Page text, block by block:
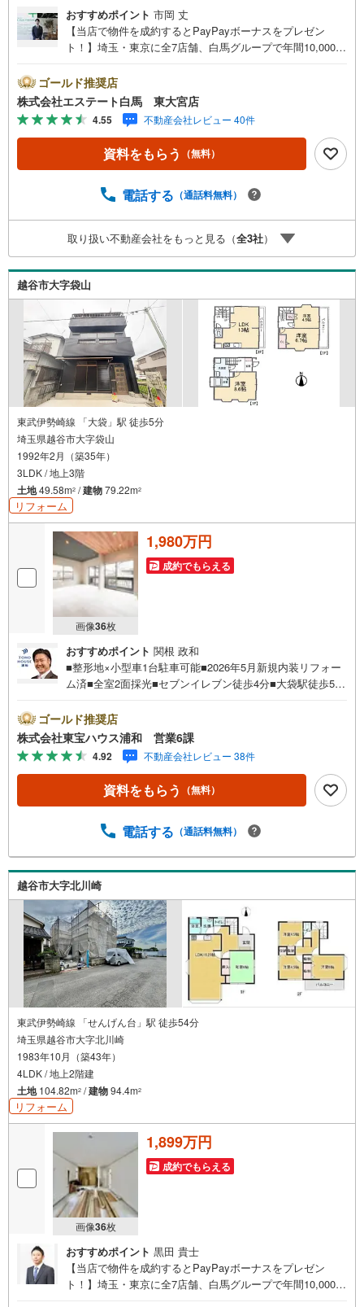
おすすめポイント 市岡 丈
【当店で物件を成約するとPayPayボーナスをプレゼン
ト！】埼玉・東京に全7店舗、白馬グループで年間10,000人
築・リフォーム・資金計画のプロが、より良いご提案をい
たします。～人気のリモート見学・リモート相談サービス
～・小さいお子様や家事で外出できない、天気が悪く外出
したくない時・LINEやZOOMなど無料のアプリですぐにご
利用いただけます・リモート見学はスタッフがご興味ある
物件の現地から映像をお届けします・写真では伝わりにく
「見え方」などもしっかり確認できます・リモート相談は
ャルプランナーと1対1で・バーチャル背景でプライバシー
も安心・忙しいパートナーに変わって予め確認も・別々の
場所から家族みんなで参加もできます・お気軽にご相談下
さい～営業時間～9:30～18:30こちらのお時間でしたらお電
話でのお問合せがスムーズですお気軽にお問合せください
ゴールド推奨店
株式会社エステート白馬 東大宮店
4.55 不動産会社レビュー 40件
資料をもらう （無料）
電話する （通話料無料）
取り扱い不動産会社をもっと見る（全3社）
越谷市大字袋山
東武伊勢崎線 「大袋」駅 徒歩5分
埼玉県越谷市大字袋山
1992年2月（築35年）
3LDK / 地上3階
土地49.58m2 /建物79.22m2
リフォーム
画像36枚
1,980万円
成約でもらえる
おすすめポイント 関根 政和
■整形地×小型車1台駐車可能■2026年5月新規内装リフォー
ム済■全室2面採光■セブンイレブン徒歩4分■大袋駅徒歩5分
話でのお問い合わせがスムーズにご案内できますぜひお気
軽にご連絡下さい！東宝ハウスライフソリューションズグ
ループ 東宝ハウス浦和 特別提携金利〔一例〕東宝ハウ
ス浦和の住宅ローン■変動金利全期間引下げプラン⇒住宅ロ
ーン金利優遇割の最大適用《0.89％》と某信用金庫金利1.2
75％の比較借入金4000万円返済期間35年の総返済額の差額:
す）◇TOHO HOUSE CLUBで生涯の安心をお届け◇東宝ハ
グ、かけつけサポート、Club Offプレミアムなど多彩なサー
ビスがございます
ゴールド推奨店
株式会社東宝ハウス浦和 営業6課
4.92 不動産会社レビュー 38件
資料をもらう （無料）
電話する （通話料無料）
越谷市大字北川崎
東武伊勢崎線 「せんげん台」駅 徒歩54分
埼玉県越谷市大字北川崎
1983年10月（築43年）
4LDK / 地上2階建
土地104.82m2 /建物94.4m2
リフォーム
画像36枚
1,899万円
成約でもらえる
おすすめポイント 黒田 貴士
【当店で物件を成約するとPayPayボーナスをプレゼン
ト！】埼玉・東京に全7店舗、白馬グループで年間10,000人